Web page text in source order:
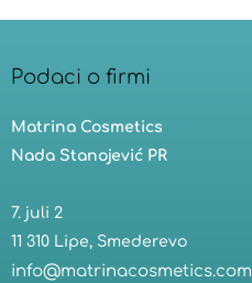
Podaci o firmi
Matrina Cosmetics
Nada Stanojević PR
7. juli 2
11 310 Lipe, Smederevo
info@matrinacosmetics.com